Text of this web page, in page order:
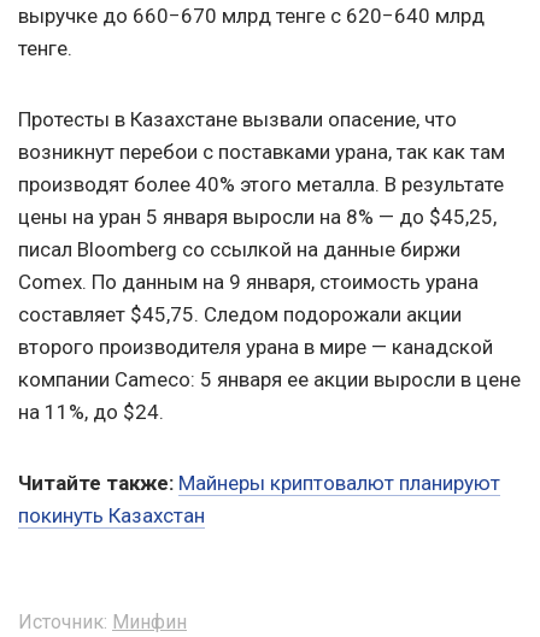
выручке до 660−670 млрд тенге с 620−640 млрд
тенге.
Протесты в Казахстане вызвали опасение, что
возникнут перебои с поставками урана, так как там
производят более 40% этого металла. В результате
цены на уран 5 января выросли на 8% — до $45,25,
писал Bloomberg со ссылкой на данные биржи
Comex. По данным на 9 января, стоимость урана
составляет $45,75. Следом подорожали акции
второго производителя урана в мире — канадской
компании Cameco: 5 января ее акции выросли в цене
на 11%, до $24.
Читайте также: Майнеры криптовалют планируют
покинуть Казахстан
Источник: Минфин